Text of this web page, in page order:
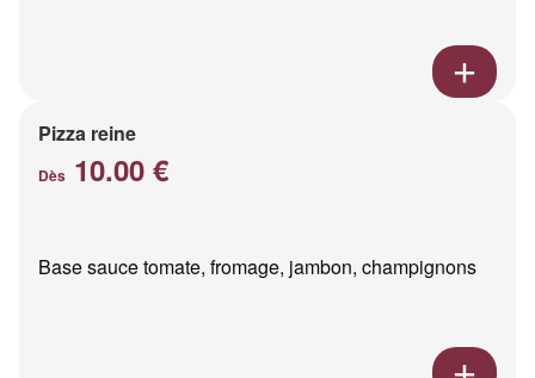
Pizza reine
Dès 10.00 €
Base sauce tomate, fromage, jambon, champignons